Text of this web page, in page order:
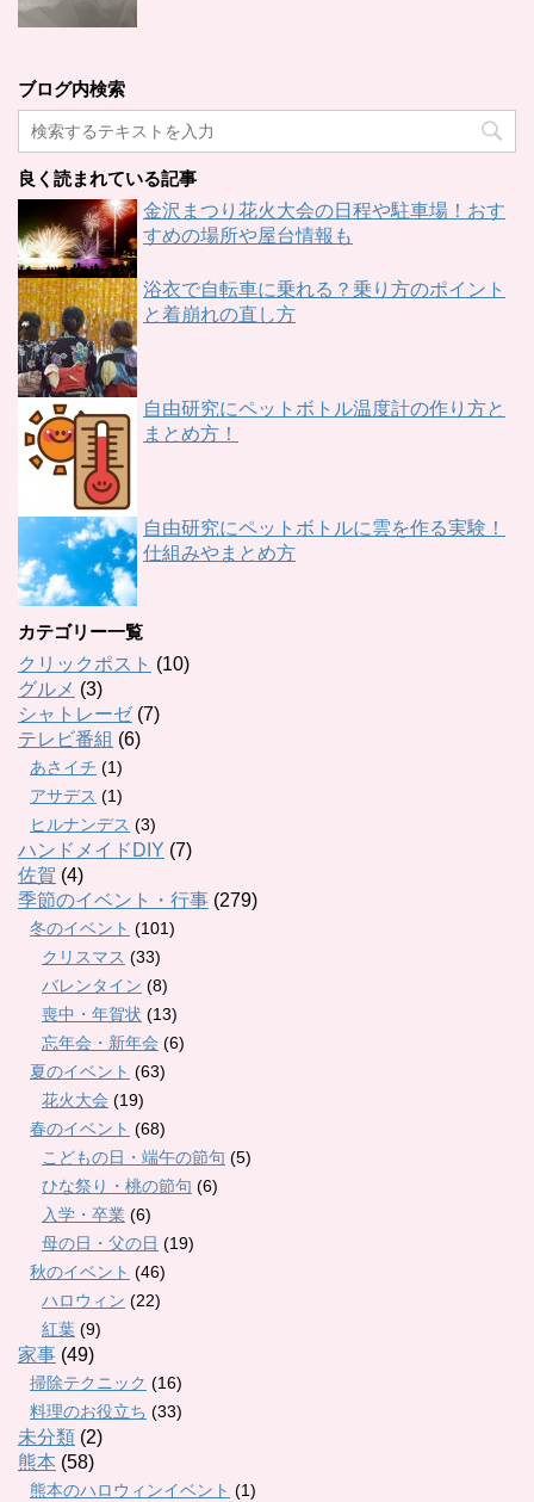
ブログ内検索
良く読まれている記事
金沢まつり花火大会の日程や駐車場！おす
すめの場所や屋台情報も
浴衣で自転車に乗れる？乗り方のポイント
と着崩れの直し方
自由研究にペットボトル温度計の作り方と
まとめ方！
自由研究にペットボトルに雲を作る実験！
仕組みやまとめ方
カテゴリー一覧
クリックポスト (10)
グルメ (3)
シャトレーゼ(7)
テレビ番組 (6)
あさイチ (1)
アサデス (1)
ヒルナンデス (3)
ハンドメイドDIY (7)
佐賀 (4)
季節のイベント・行事 (279)
冬のイベント (101)
クリスマス (33)
バレンタイン (8)
喪中・年賀状 (13)
忘年会・新年会 (6)
夏のイベント (63)
花火大会 (19)
春のイベント (68)
こどもの日・端午の節句 (5)
ひな祭り・桃の節句 (6)
入学・卒業 (6)
母の日・父の日 (19)
秋のイベント (46)
ハロウィン (22)
紅葉 (9)
家事 (49)
掃除テクニック (16)
料理のお役立ち (33)
未分類 (2)
熊本 (58)
熊本のハロウィンイベント (1)